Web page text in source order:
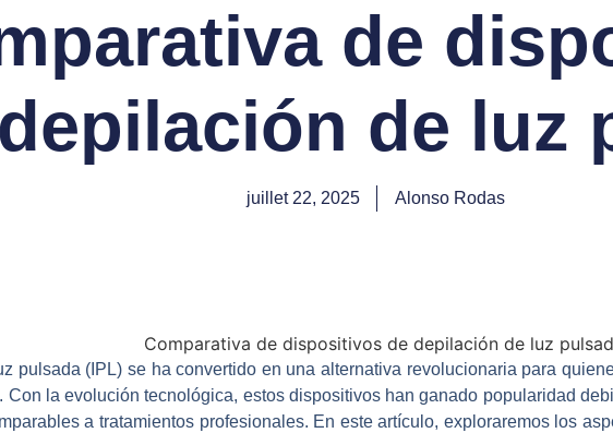
de
de luz
juillet 22, 2025 Alonso Rodas
pulsada (IPL) se ha convertido en una alternativa revolucionaria para
Con la evolución tecnológica, estos dispositivos han ganado popularidad
a tratamientos profesionales. En este artículo, exploraremos los